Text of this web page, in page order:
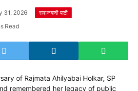
31, 2026 समाजवादी पार्टी
Read